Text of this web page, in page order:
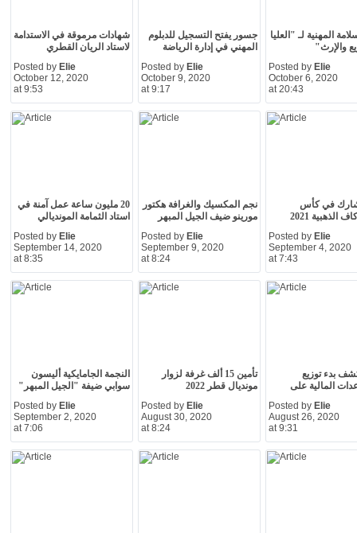
شهادات مرموقة في الاستدامة
لاستاد الريان القطري
Posted by Elie
October 12, 2020
at 9:53
جسور يفتح التسجيل للدبلوم
المهني في إدارة الرياضة
Posted by Elie
October 9, 2020
at 9:17
المهنية لـ "العليا
والإرث"
Posted by Elie
October 6, 2020
at 20:43
20 مليون ساعة عمل آمنة في
استاد الثمامة المونديالي
Posted by Elie
September 14, 2020
at 8:35
نجم المكسيك والغرافة هكتور
مورينو ضيف الجيل المبهر
Posted by Elie
September 9, 2020
at 8:24
في كأس
الكونكاكاف الذهبية 2021
Posted by Elie
September 4, 2020
at 7:43
النجمة الجامايكية أليسون
سوابي ضيفة "الجيل المبهر"
Posted by Elie
September 2, 2020
at 7:06
تأمين 15 ألف غرفة لزوار
مونديال قطر 2022
Posted by Elie
August 30, 2020
at 8:24
بدء توزيع
المالية على
Posted by Elie
August 26, 2020
at 9:31